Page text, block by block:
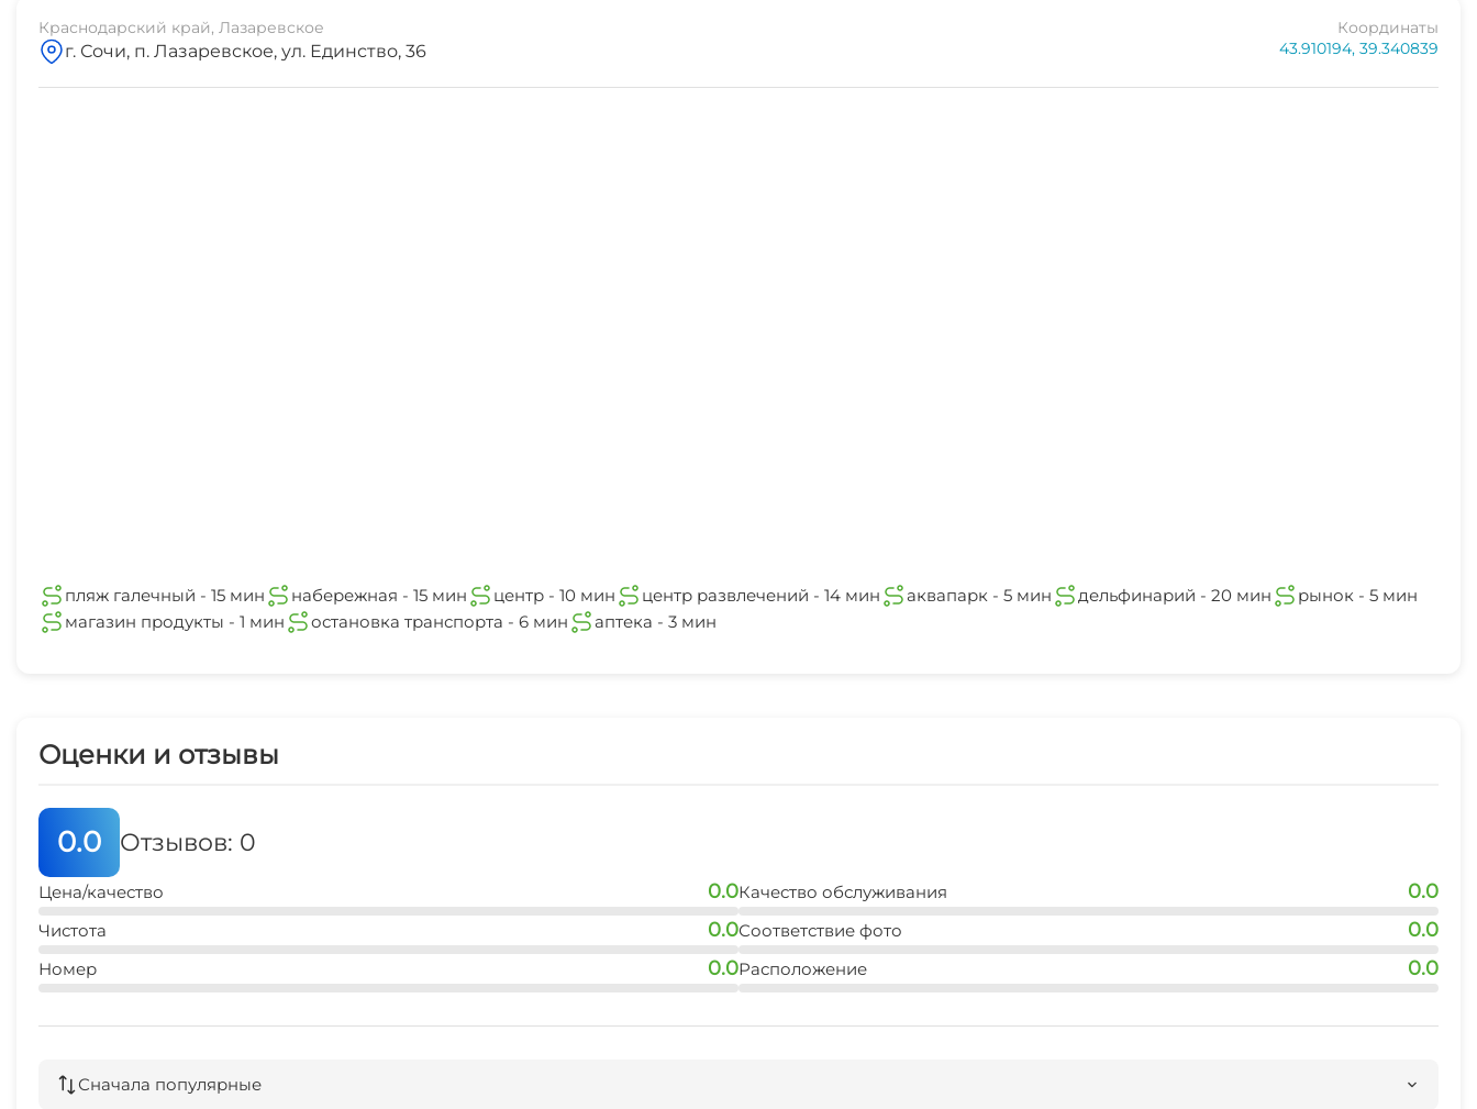
остановка транспорта
6 мин 3 мин
Краснодарский край, Лазаревское
г. Сочи, п. Лазаревское, ул. Единство, 36
Координаты
43.910194, 39.340839
пляж галечный - 15 мин набережная - 15 мин центр - 10 мин центр развлечений - 14 мин аквапарк - 5 мин дельфинарий - 20 мин
рынок - 5 мин
магазин продукты - 1 мин
остановка транспорта - 6 мин аптека - 3 мин
Оценки и отзывы
0.0 Отзывов: 0
Цена/качество 0.0
Чистота 0.0
Номер 0.0
Качество обслуживания 0.0
Соответствие фото 0.0
Расположение 0.0
Сначала популярные